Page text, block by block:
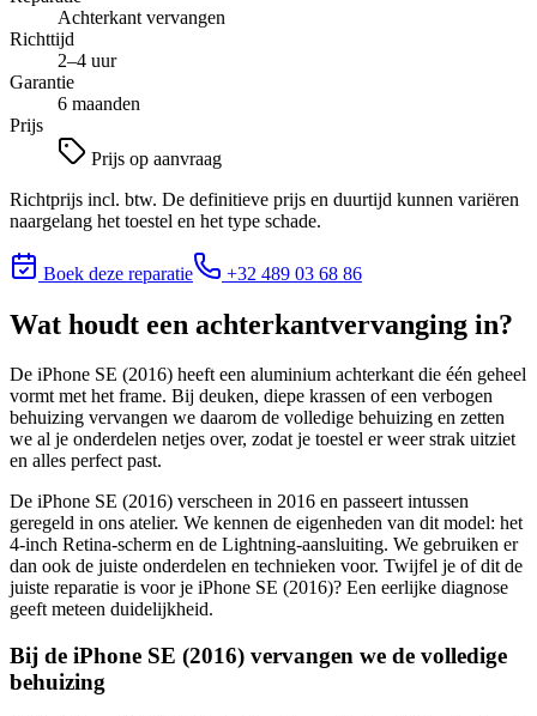
Achterkant vervangen
Richttijd
2–4 uur
Garantie
6 maanden
Prijs
Prijs op aanvraag
Richtprijs incl. btw. De definitieve prijs en duurtijd kunnen variëren
naargelang het toestel en het type schade.
Boek deze reparatie +32 489 03 68 86
Wat houdt een achterkantvervanging in?
De iPhone SE (2016) heeft een aluminium achterkant die één geheel
vormt met het frame. Bij deuken, diepe krassen of een verbogen
behuizing vervangen we daarom de volledige behuizing en zetten
we al je onderdelen netjes over, zodat je toestel er weer strak uitziet
en alles perfect past.
De iPhone SE (2016) verscheen in 2016 en passeert intussen
geregeld in ons atelier. We kennen de eigenheden van dit model: het
4-inch Retina-scherm en de Lightning-aansluiting. We gebruiken er
dan ook de juiste onderdelen en technieken voor. Twijfel je of dit de
juiste reparatie is voor je iPhone SE (2016)? Een eerlijke diagnose
geeft meteen duidelijkheid.
Bij de iPhone SE (2016) vervangen we de volledige
behuizing